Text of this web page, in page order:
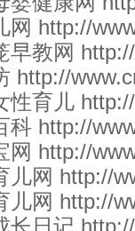
网 http://
早教网
http://
性育儿
科 http://
网 http://
儿网 http://
儿网 http://
长日记